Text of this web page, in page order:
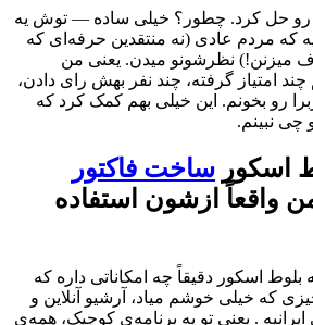
رو حل کرد. چطور؟ خیلی ساده — توش یه
که مردم عادی (نه منتقدین حرفه‌ای که
میزنن!) نظرشونو میدن. یعنی من
چند امتیاز گرفته، چند نفر بهش رای دادن،
رو بخونم. این خیلی بهم کمک کرد که
چی نبینم.
اسکور ساخت فاکتور
واقعاً ازشون استفاده
اسکور دقیقاً چه امکاناتی داره که
که خیلی خوشم میاد، آرشیو آنلاین و
. یعنی تو یه برنامه‌ی کوچیک، همه‌ی